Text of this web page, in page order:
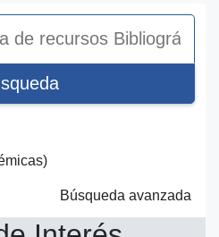
Búsqueda avanzada